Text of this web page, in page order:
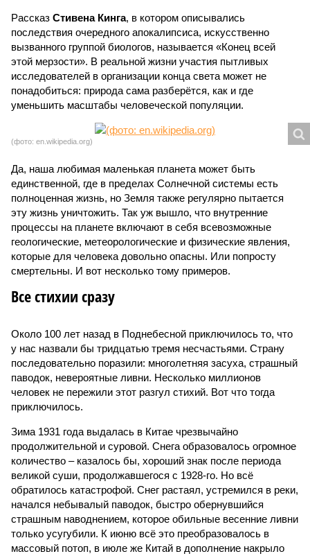
Рассказ Стивена Кинга, в котором описывались
последствия очередного апокалипсиса, искусственно
вызванного группой биологов, называется «Конец всей
этой мерзости». В реальной жизни участия пытливых
исследователей в организации конца света может не
понадобиться: природа сама разберётся, как и где
уменьшить масштабы человеческой популяции.
(фото: en.wikipedia.org)
Да, наша любимая маленькая планета может быть
единственной, где в пределах Солнечной системы есть
полноценная жизнь, но Земля также регулярно пытается
эту жизнь уничтожить. Так уж вышло, что внутренние
процессы на планете включают в себя всевозможные
геологические, метеорологические и физические явления,
которые для человека довольно опасны. Или попросту
смертельны. И вот несколько тому примеров.
Все стихии сразу
Около 100 лет назад в Поднебесной приключилось то, что
у нас назвали бы тридцатью тремя несчастьями. Страну
последовательно поразили: многолетняя засуха, страшный
паводок, невероятные ливни. Несколько миллионов
человек не пережили этот разгул стихий. Вот что тогда
приключилось.
Зима 1931 года выдалась в Китае чрезвычайно
продолжительной и суровой. Снега образовалось огромное
количество – казалось бы, хороший знак после периода
великой суши, продолжавшегося с 1928-го. Но всё
обратилось катастрофой. Снег растаял, устремился в реки,
начался небывалый паводок, быстро обернувшийся
страшным наводнением, которое обильные весенние ливни
только усугубили. К июню всё это преобразовалось в
массовый потоп, в июле же Китай в дополнение накрыло